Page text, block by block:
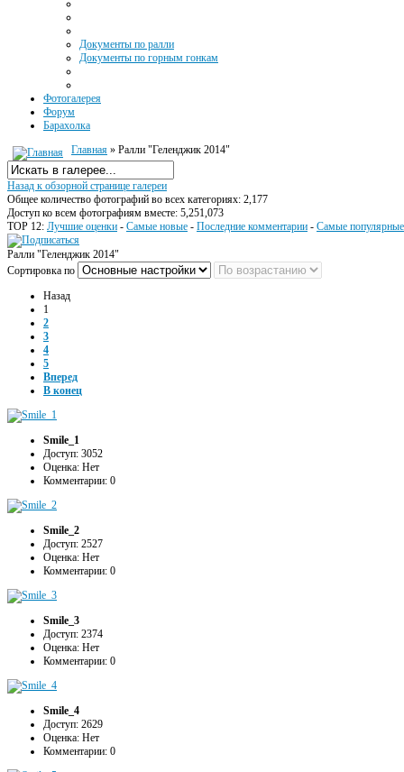
Документы по ралли
Документы по горным гонкам
Фотогалерея
Форум
Барахолка
Главная » Ралли "Геленджик 2014"
Назад к обзорной странице галереи
Общее количество фотографий во всех категориях: 2,177
Доступ ко всем фотографиям вместе: 5,251,073
TOP 12: Лучшие оценки - Самые новые - Последние комментарии - Самые популярные
Ралли "Геленджик 2014"
Сортировка по
Назад
1
2
3
4
5
Вперед
В конец
Smile_1
Доступ: 3052
Оценка: Нет
Комментарии: 0
Smile_2
Доступ: 2527
Оценка: Нет
Комментарии: 0
Smile_3
Доступ: 2374
Оценка: Нет
Комментарии: 0
Smile_4
Доступ: 2629
Оценка: Нет
Комментарии: 0